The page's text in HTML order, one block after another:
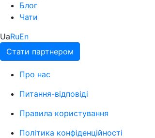
Блог
Чати
UaRuEn
Стати партнером
Про нас
Питання-відповіді
Правила користування
Політика конфіденційності